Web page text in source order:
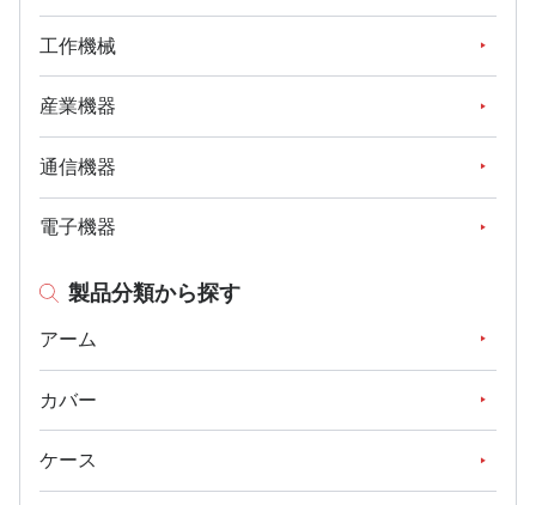
工作機械
産業機器
通信機器
電子機器
製品分類から探す
アーム
カバー
ケース